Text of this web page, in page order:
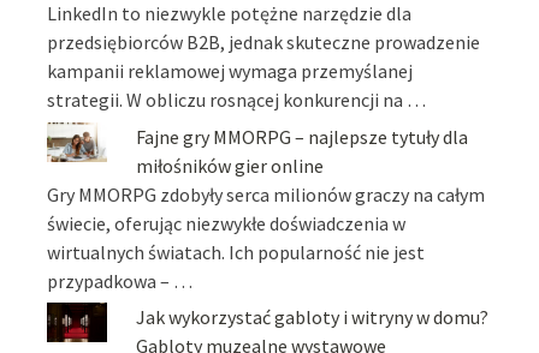
LinkedIn to niezwykle potężne narzędzie dla
przedsiębiorców B2B, jednak skuteczne prowadzenie
kampanii reklamowej wymaga przemyślanej
strategii. W obliczu rosnącej konkurencji na …
Fajne gry MMORPG – najlepsze tytuły dla
miłośników gier online
Gry MMORPG zdobyły serca milionów graczy na całym
świecie, oferując niezwykłe doświadczenia w
wirtualnych światach. Ich popularność nie jest
przypadkowa – …
Jak wykorzystać gabloty i witryny w domu?
Gabloty muzealne wystawowe